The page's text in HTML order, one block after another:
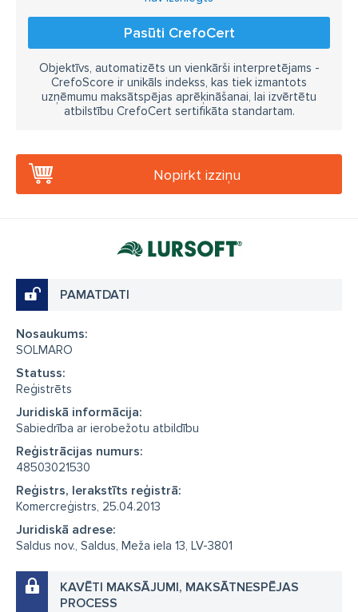
Pasūti CrefoCert
Objektīvs, automatizēts un vienkārši interpretējams -
CrefoScore ir unikāls indekss, kas tiek izmantots
uzņēmumu maksātspējas aprēķināšanai, lai izvērtētu
atbilstību CrefoCert sertifikāta standartam.
Nopirkt izziņu
PAMATDATI
Nosaukums:
SOLMARO
Statuss:
Reģistrēts
Juridiskā informācija:
Sabiedrība ar ierobežotu atbildību
Reģistrācijas numurs:
48503021530
Reģistrs, Ierakstīts reģistrā:
Komercreģistrs, 25.04.2013
Juridiskā adrese:
Saldus nov., Saldus, Meža iela 13, LV-3801
KAVĒTI MAKSĀJUMI, MAKSĀTNESPĒJAS
PROCESS